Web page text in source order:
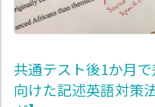
共通テスト後1か月
向けた記述英語対策